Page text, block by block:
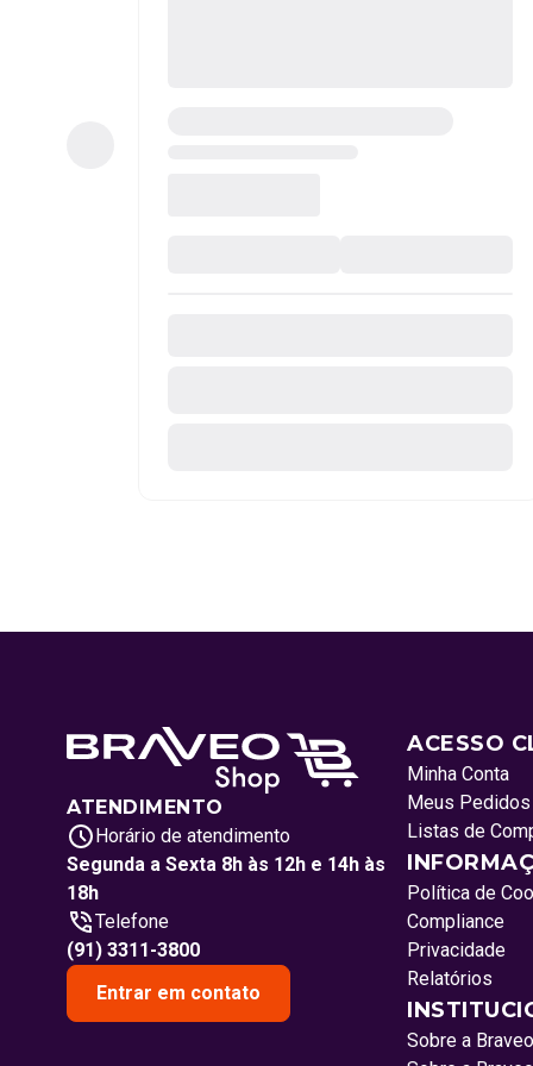
ATENDIMENTO
Horário de atendimento
Segunda a Sexta 8h às 12h e 14h às
18h
Telefone
(91) 3311-3800
Entrar em contato
ACESSO
Minha Conta
Meus Pedidos
Listas de
Política de
Compliance
Privacidade
Relatórios
Sobre a